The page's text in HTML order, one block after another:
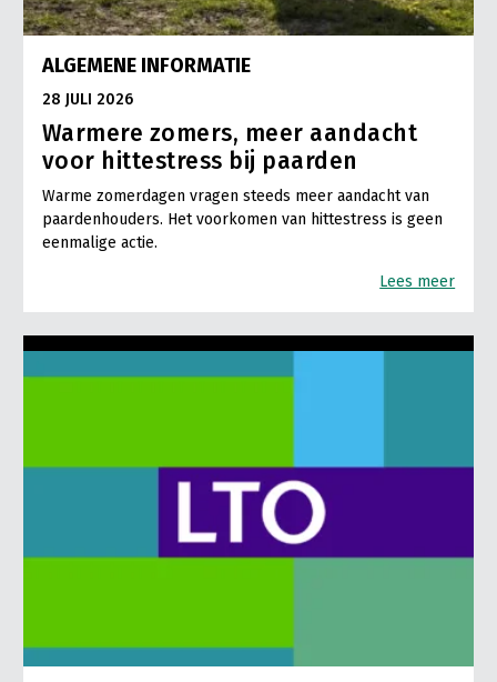
ALGEMENE INFORMATIE
28 JULI 2026
Warmere zomers, meer aandacht
voor hittestress bij paarden
Warme zomerdagen vragen steeds meer aandacht van
paardenhouders. Het voorkomen van hittestress is geen
eenmalige actie.
Lees meer